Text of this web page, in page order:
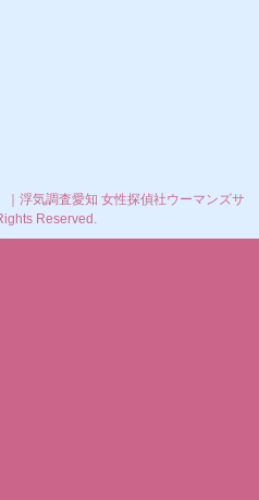
浮気調査愛知 女性探偵社ウーマンズサ
Reserved.